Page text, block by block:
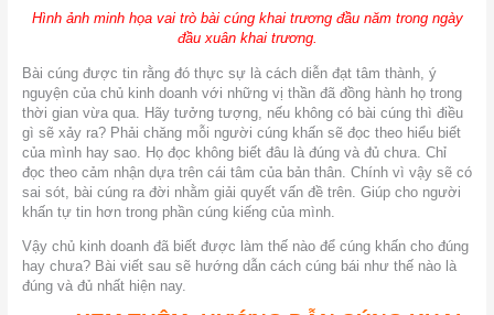
Hình ảnh minh họa vai trò bài cúng khai trương đầu năm trong ngày
đầu xuân khai trương.
Bài cúng được tin rằng đó thực sự là cách diễn đạt tâm thành, ý
nguyện của chủ kinh doanh với những vị thần đã đồng hành họ trong
thời gian vừa qua. Hãy tưởng tượng, nếu không có bài cúng thì điều
gì sẽ xảy ra? Phải chăng mỗi người cúng khấn sẽ đọc theo hiểu biết
của mình hay sao. Họ đọc không biết đâu là đúng và đủ chưa. Chỉ
đọc theo cảm nhận dựa trên cái tâm của bản thân. Chính vì vậy sẽ có
sai sót, bài cúng ra đời nhằm giải quyết vấn đề trên. Giúp cho người
khấn tự tin hơn trong phần cúng kiếng của mình.
Vậy chủ kinh doanh đã biết được làm thế nào để cúng khấn cho đúng
hay chưa? Bài viết sau sẽ hướng dẫn cách cúng bái như thế nào là
đúng và đủ nhất hiện nay.